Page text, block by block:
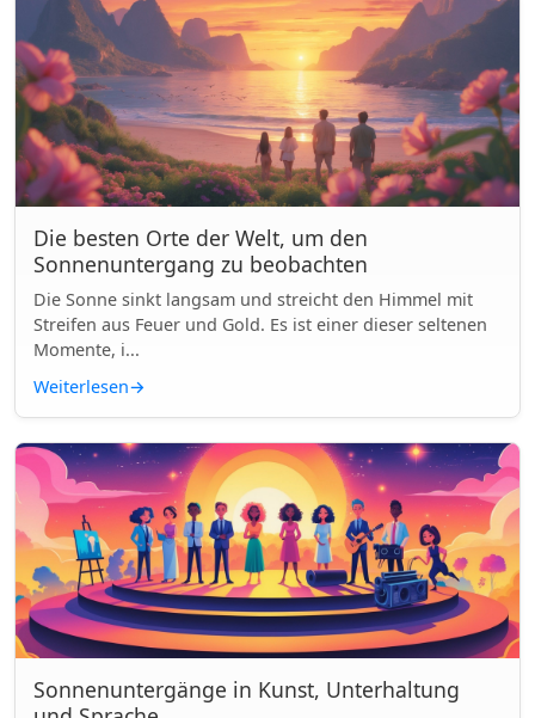
Die besten Orte der Welt, um den
Sonnenuntergang zu beobachten
Die Sonne sinkt langsam und streicht den Himmel mit
Streifen aus Feuer und Gold. Es ist einer dieser seltenen
Momente, i...
Weiterlesen→
Sonnenuntergänge in Kunst, Unterhaltung